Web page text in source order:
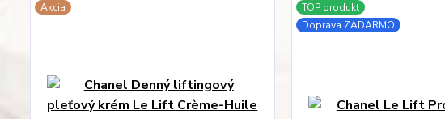
Akcia
TOP produkt
Doprava ZADARMO